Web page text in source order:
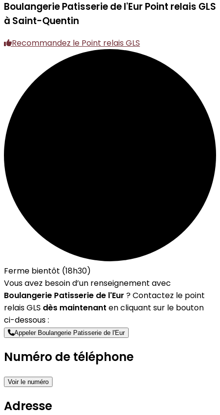
Boulangerie Patisserie de l'Eur Point relais GLS
à Saint-Quentin
Recommandez le Point relais GLS
Ferme bientôt (18h30)
Vous avez besoin d’un renseignement avec
Boulangerie Patisserie de l'Eur ? Contactez le point
relais GLS dès maintenant en cliquant sur le bouton
ci-dessous :
Appeler Boulangerie Patisserie de l'Eur
Numéro de téléphone
Voir le numéro
Adresse